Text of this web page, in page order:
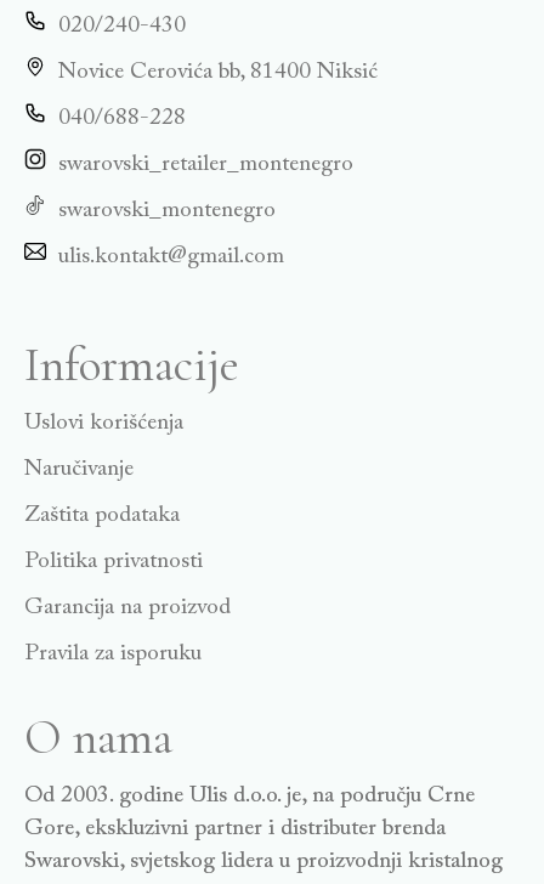
020/240-430
Novice Cerovića bb, 81400 Niksić
040/688-228
swarovski_retailer_montenegro
swarovski_montenegro
ulis.kontakt@gmail.com
Informacije
Uslovi korišćenja
Naručivanje
Zaštita podataka
Politika privatnosti
Garancija na proizvod
Pravila za isporuku
O nama
Od 2003. godine Ulis d.o.o. je, na području Crne
Gore, ekskluzivni partner i distributer brenda
Swarovski, svjetskog lidera u proizvodnji kristalnog